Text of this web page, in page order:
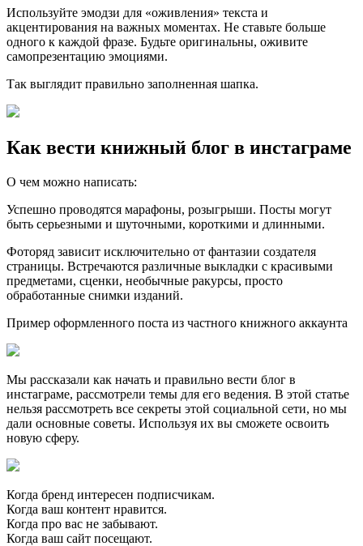
Используйте эмодзи для «оживления» текста и
акцентирования на важных моментах. Не ставьте больше
одного к каждой фразе. Будьте оригинальны, оживите
самопрезентацию эмоциями.
Так выглядит правильно заполненная шапка.
Как вести книжный блог в инстаграме
О чем можно написать:
Успешно проводятся марафоны, розыгрыши. Посты могут
быть серьезными и шуточными, короткими и длинными.
Фоторяд зависит исключительно от фантазии создателя
страницы. Встречаются различные выкладки с красивыми
предметами, сценки, необычные ракурсы, просто
обработанные снимки изданий.
Пример оформленного поста из частного книжного аккаунта
Мы рассказали как начать и правильно вести блог в
инстаграме, рассмотрели темы для его ведения. В этой статье
нельзя рассмотреть все секреты этой социальной сети, но мы
дали основные советы. Используя их вы сможете освоить
новую сферу.
Когда бренд интересен подписчикам.
Когда ваш контент нравится.
Когда про вас не забывают.
Когда ваш сайт посещают.